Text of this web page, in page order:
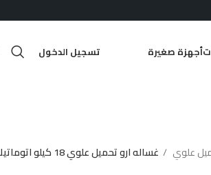
أجهزة صغيرة تسجيل الدخول
علوي غساله ارو تحميل علوي 18 كيلو اتوماتيك – سلفر